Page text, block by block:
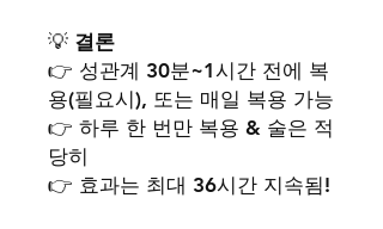
💡 결론
👉 성관계 30분~1시간 전에 복
용(필요시), 또는 매일 복용 가능
👉 하루 한 번만 복용 & 술은 적
당히
👉 효과는 최대 36시간 지속됨!